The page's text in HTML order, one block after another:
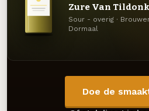
Zure Van Tildonk
Sour - overig ·
Dormaal
Doe de